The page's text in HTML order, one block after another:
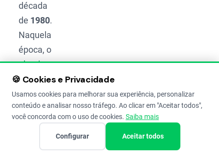
década
de 1980.
Naquela
época, o
plantio
de
amendoim
havia
diminuído
conta de
🍪 Cookies e Privacidade
Usamos cookies para melhorar sua experiência, personalizar
conteúdo e analisar nosso tráfego. Ao clicar em "Aceitar todos",
você concorda com o uso de cookies. Saiba mais
Configurar Aceitar todos